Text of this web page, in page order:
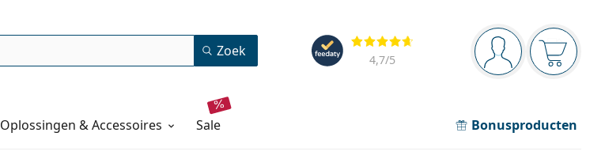
Navigatie
Je bent ingelogd
Jouw
Beoordelingen
4,7/5
Zoek
Oplossingen & Accessoires sale Bonusproducten